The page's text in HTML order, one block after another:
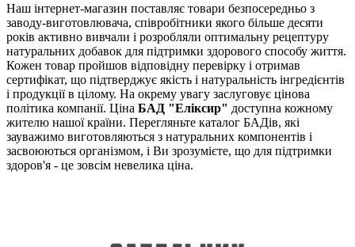
Наш інтернет-магазин поставляє товари безпосередньо з
заводу-виготовлювача, співробітники якого більше десяти
років активно вивчали і розробляли оптимальну рецептуру
натуральних добавок для підтримки здорового способу життя.
Кожен товар пройшов відповідну перевірку і отримав
сертифікат, що підтверджує якість і натуральність інгредієнтів
і продукції в цілому. На окрему увагу заслуговує цінова
політика компанії. Ціна БАД "Еліксир" доступна кожному
жителю нашої країни. Перегляньте каталог БАДів, які
зауважимо виготовляються з натуральних компонентів і
засвоюються організмом, і Ви зрозумієте, що для підтримки
здоров'я - це зовсім невелика ціна.